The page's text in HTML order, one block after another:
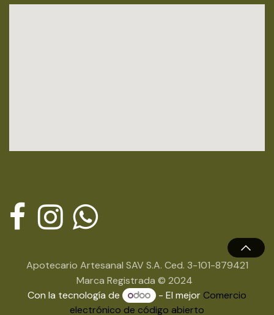
Apotecario Artesanal SAV S.A. Ced. 3-101-879421
Marca Registrada © 2024
Con la tecnología de
- El mejor Comercio
electrónico de código abierto